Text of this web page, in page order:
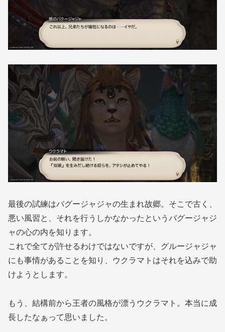
最後の試練はバグージャジャの生まれ故郷。そこで古く、
悪い風習と、それを行うしかなかったというバグージャジ
ャの心の内を知ります。
これで全てが許せるわけではないですが、グルージャジャ
にも事情があることを知り、ウクラマトはそれを込みで助
けようとします。
もう、結構前から王者の風格が漂うウクラマト。本当に成
長したなぁって思いました。